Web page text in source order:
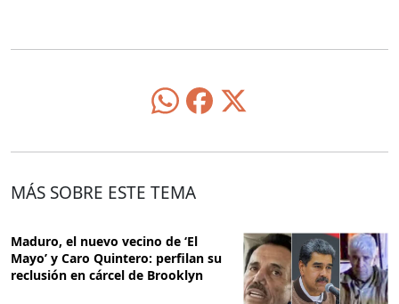
MÁS SOBRE ESTE TEMA
Maduro, el nuevo vecino de ‘El
Mayo’ y Caro Quintero: perfilan su
reclusión en cárcel de Brooklyn